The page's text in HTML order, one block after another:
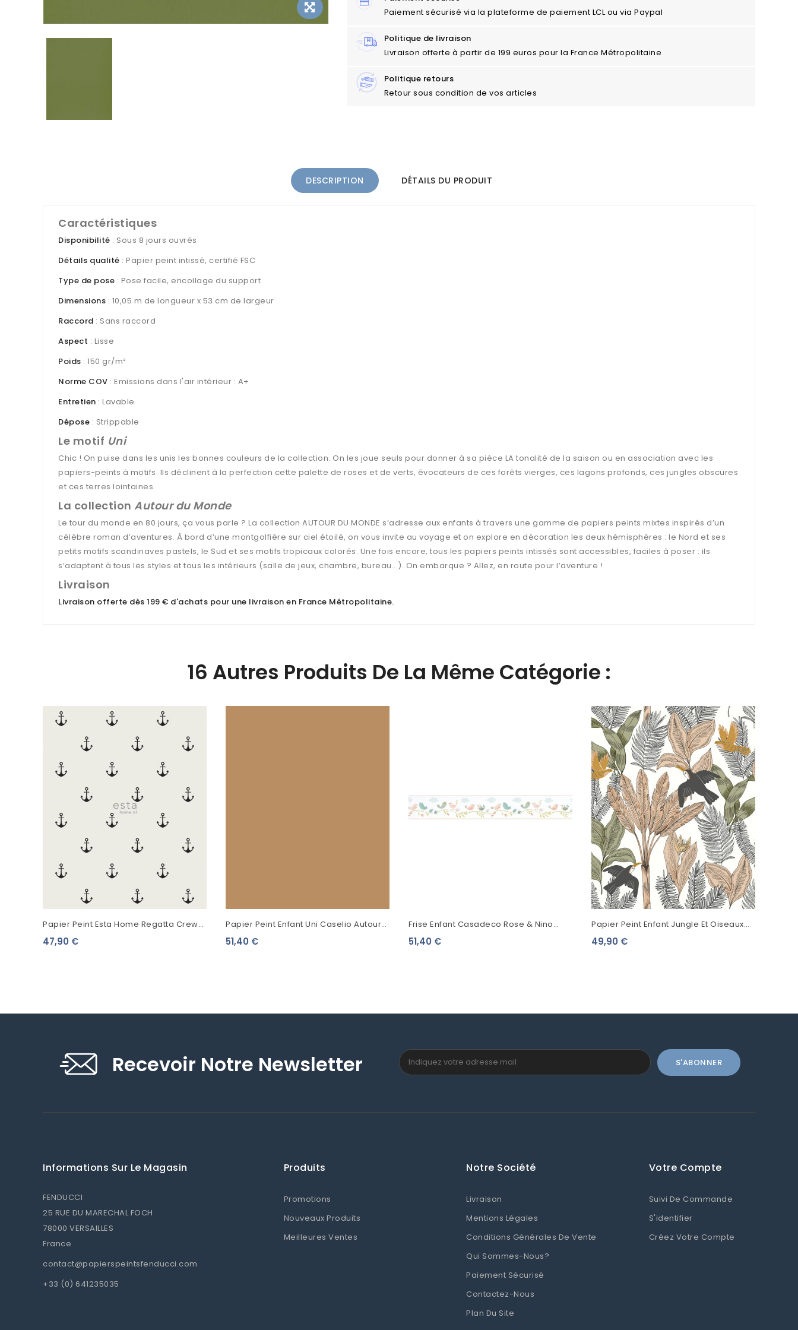
Paiement sécurisé via la plateforme de paiement LCL ou via Paypal
Politique de livraison
Livraison offerte à partir de 199 euros pour la France Métropolitaine
Politique retours
Retour sous condition de vos articles
DESCRIPTION DÉTAILS DU PRODUIT
Caractéristiques
Disponibilité : Sous 8 jours ouvrés
Détails qualité : Papier peint intissé, certifié FSC
Type de pose : Pose facile, encollage du support
Dimensions : 10,05 m de longueur x 53 cm de largeur
Raccord : Sans raccord
Aspect : Lisse
Poids : 150 gr/m²
Norme COV : Emissions dans l'air intérieur : A+
Entretien : Lavable
Dépose : Strippable
Le motif Uni
Chic ! On puise dans les unis les bonnes couleurs de la collection. On les joue seuls pour donner à sa pièce LA tonalité de la saison ou en association avec les
papiers-peints à motifs. Ils déclinent à la perfection cette palette de roses et de verts, évocateurs de ces forêts vierges, ces lagons profonds, ces jungles obscures
et ces terres lointaines.
La collection Autour du Monde
Le tour du monde en 80 jours, ça vous parle ? La collection AUTOUR DU MONDE s’adresse aux enfants à travers une gamme de papiers peints mixtes inspirés d’un
célèbre roman d’aventures. À bord d’une montgolfière sur ciel étoilé, on vous invite au voyage et on explore en décoration les deux hémisphères : le Nord et ses
petits motifs scandinaves pastels, le Sud et ses motifs tropicaux colorés. Une fois encore, tous les papiers peints intissés sont accessibles, faciles à poser : ils
s’adaptent à tous les styles et tous les intérieurs (salle de jeux, chambre, bureau...). On embarque ? Allez, en route pour l’aventure !
Livraison
Livraison offerte dès 199 € d'achats pour une livraison en France Métropolitaine.
16 Autres Produits De La Même Catégorie :
Papier Peint Esta Home Regatta Crew
Ancres Noir Fond Beige 128873
47,90 €
Papier Peint Enfant Uni Caselio Autour
Du Monde Camel 69862050
51,40 €
Frise Enfant Casadeco Rose & Nino
Rose Bleu RONI85596278
51,40 €
Papier Peint Enfant Jungle Et Oiseaux
Caselio Autour Du Monde Kaki
49,90 €
Recevoir Notre Newsletter
Informations Sur Le Magasin
FENDUCCI
25 RUE DU MARECHAL FOCH
78000 VERSAILLES
France
contact@papierspeintsfenducci.com
+33 (0) 641235035
Produits
Promotions
Nouveaux Produits
Meilleures Ventes
Notre Société
Livraison
Mentions Légales
Conditions Générales De Vente
Qui Sommes-Nous?
Paiement Sécurisé
Contactez-Nous
Plan Du Site
Votre Compte
Suivi De Commande
S'identifier
Créez Votre Compte